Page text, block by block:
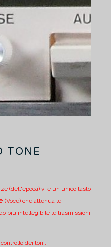
TONE
(dell'epoca) vi è un unico tasto
(Voce) che attenua le
più intellegibile le trasmissioni
dei toni.